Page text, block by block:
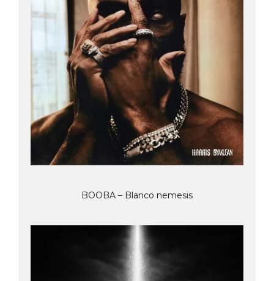
BOOBA – Blanco nemesis